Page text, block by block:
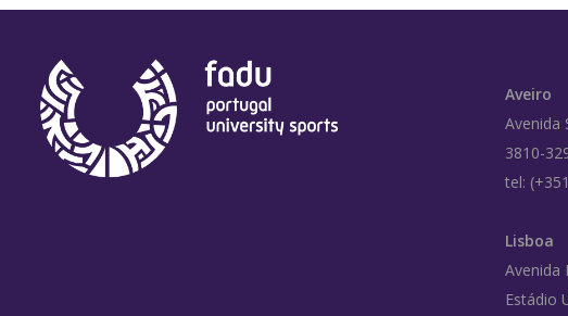
Aveiro
Avenida
3810-
tel:
Lisboa
Avenida
Estádio